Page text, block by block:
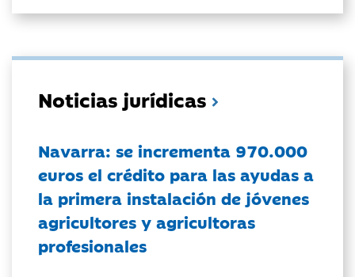
Noticias jurídicas
Navarra: se incrementa 970.000
euros el crédito para las ayudas a
la primera instalación de jóvenes
agricultores y agricultoras
profesionales